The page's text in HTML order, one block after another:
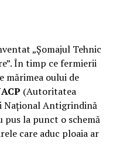
o platforma in
presa centrala, toti
de site-uri
„Șomajul Tehnic
În timp ce fermierii
mărimea oului de
(Autoritatea
Național Antigrindină
pus la punct o schemă
care aduc ploaia ar